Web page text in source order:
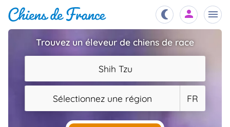
Chiots
Éleveurs
Étalons
Trouvez un éleveur de chiens de race
Shih Tzu
Sélectionnez une région FR